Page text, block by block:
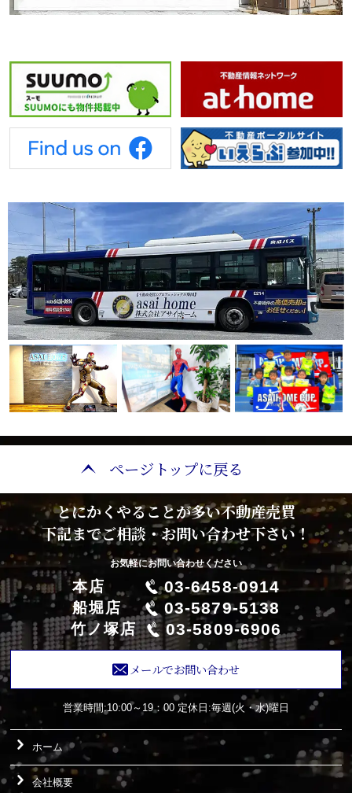
ページトップに戻る
とにかくやることが多い不動産売買
下記までご相談・お問い合わせ下さい！
お気軽にお問い合わせください
本店 03-6458-0914
船堀店 03-5879-5138
竹ノ塚店 03-5809-6906
メールでお問い合わせ
営業時間:10:00～19：00 定休日:毎週(火・水)曜日
ホーム
会社概要